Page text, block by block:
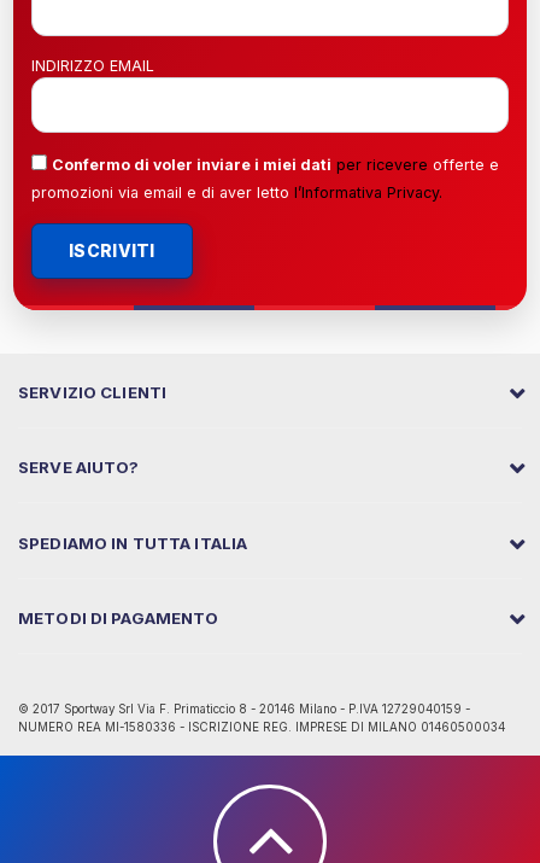
INDIRIZZO EMAIL
Confermo di voler inviare i miei dati per ricevere offerte e
promozioni via email e di aver letto l’Informativa Privacy.
ISCRIVITI
SERVIZIO CLIENTI
SERVE AIUTO?
SPEDIAMO IN TUTTA ITALIA
METODI DI PAGAMENTO
© 2017 Sportway Srl Via F. Primaticcio 8 - 20146 Milano - P.IVA 12729040159 -
NUMERO REA MI-1580336 - ISCRIZIONE REG. IMPRESE DI MILANO 01460500034